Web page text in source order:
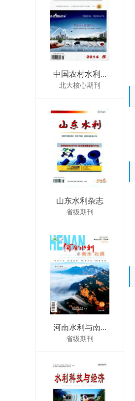
中国农村水利...
北大核心期刊
山东水利杂志
省级期刊
河南水利与南...
省级期刊